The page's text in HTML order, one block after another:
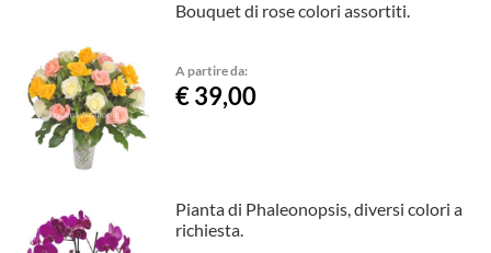
Bouquet di rose colori assortiti.
A partire da:
€ 39,00
Pianta di Phaleonopsis, diversi colori a
richiesta.